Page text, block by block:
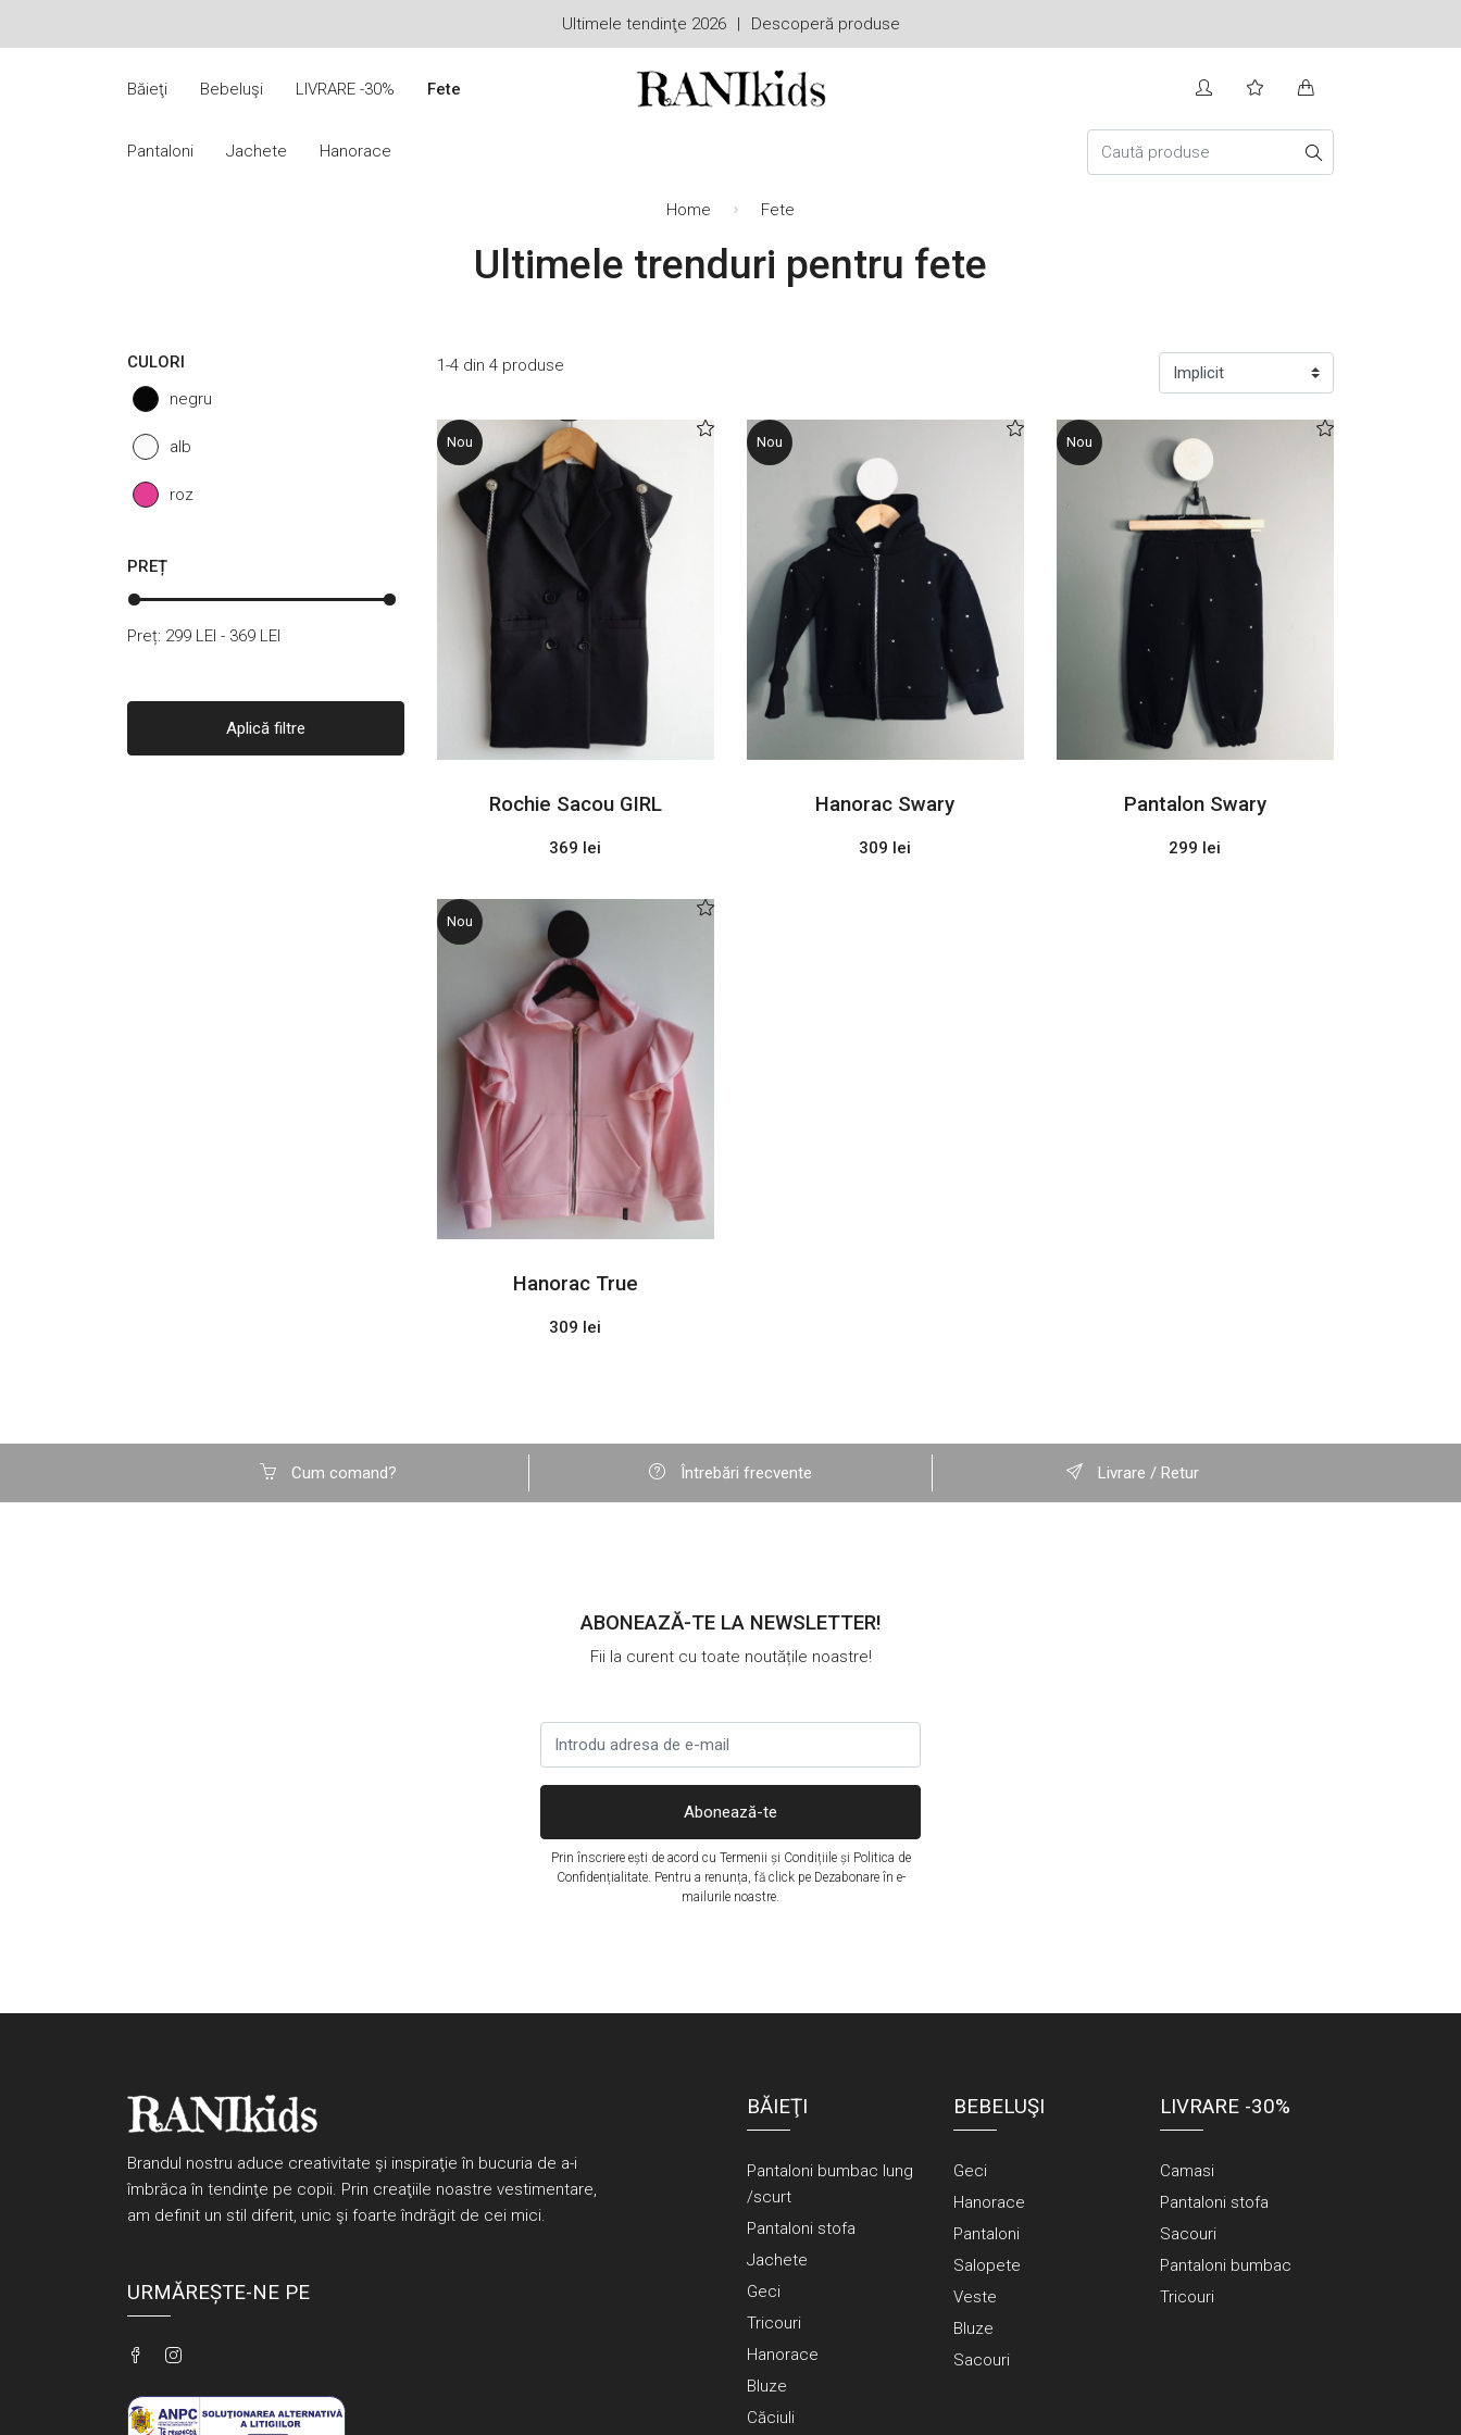
Ultimele tendinţe 2026 Descoperă produse
Alege o categorie pentru a face cumpărături
Băieţi Bebeluşi LIVRARE -30% Fete
Pantaloni Jachete Hanorace
Home Fete
Ultimele trenduri pentru fete
CULORI
negru
alb
roz
PREȚ
Preț: 299 LEI - 369 LEI
Aplică filtre
1-4 din 4 produse
Nou
Rochie Sacou GIRL
369 lei
Nou
Hanorac Swary
309 lei
Nou
Pantalon Swary
299 lei
Nou
Hanorac True
309 lei
Cum comand? Întrebări frecvente Livrare / Retur
ABONEAZĂ-TE LA NEWSLETTER!
Fii la curent cu toate noutățile noastre!
Abonează-te
Prin înscriere ești de acord cu Termenii și Condițiileși Politica de
Confidențialitate. Pentru a renunța, fă click pe Dezabonare în e-
mailurile noastre.
Brandul nostru aduce creativitate şi inspiraţie în bucuria de a-i
îmbrăca în tendinţe pe copii. Prin creaţiile noastre vestimentare,
am definit un stil diferit, unic şi foarte îndrăgit de cei mici.
URMĂREȘTE-NE PE
BĂIEŢI
Pantaloni bumbac lung
/scurt
Pantaloni stofa
Jachete
Geci
Tricouri
Hanorace
Bluze
Căciuli
BEBELUŞI
Geci
Hanorace
Pantaloni
Salopete
Veste
Bluze
Sacouri
LIVRARE -30%
Camasi
Pantaloni stofa
Sacouri
Pantaloni bumbac
Tricouri